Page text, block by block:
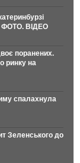
ФОТО. ВІДЕО
поранених.
ринку на
спалахнула
Зеленського до